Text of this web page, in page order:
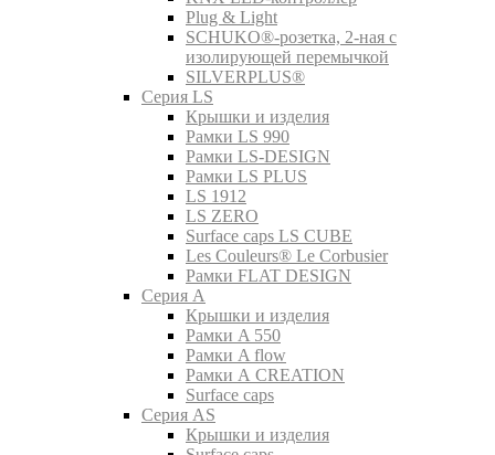
Plug & Light
SCHUKO®-розетка, 2-ная с
изолирующей перемычкой
SILVERPLUS®
Серия LS
Крышки и изделия
Рамки LS 990
Рамки LS-DESIGN
Рамки LS PLUS
LS 1912
LS ZERO
Surface caps LS CUBE
Les Couleurs® Le Corbusier
Рамки FLAT DESIGN
Серия A
Крышки и изделия
Рамки A 550
Рамки A flow
Рамки A CREATION
Surface caps
Серия AS
Крышки и изделия